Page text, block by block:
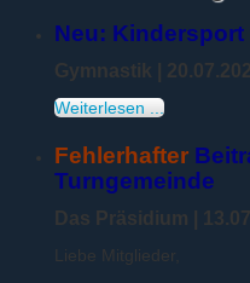
Neu:
Gymnastik |
Weiterlesen ...
Fehlerhafter
Turngemeinde
Das Präsidium |
Liebe Mitglieder,